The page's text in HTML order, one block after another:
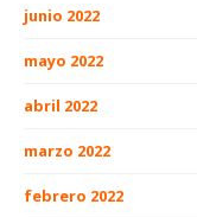
junio 2022
mayo 2022
abril 2022
marzo 2022
febrero 2022